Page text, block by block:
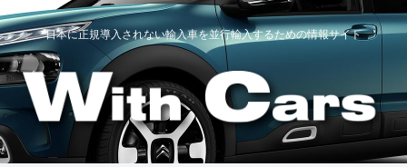
日本に正規導入されない輸入車を並行輸入するための情報サイト